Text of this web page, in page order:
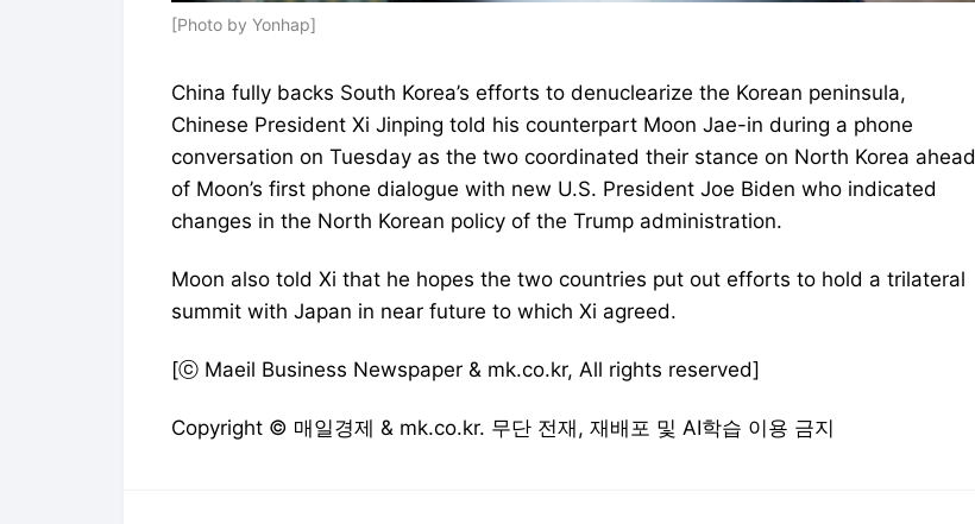
[Photo by Yonhap]
China fully backs South Korea’s efforts to denuclearize the Korean peninsula,
Chinese President Xi Jinping told his counterpart Moon Jae-in during a phone
conversation on Tuesday as the two coordinated their stance on North Korea ahead
of Moon’s first phone dialogue with new U.S. President Joe Biden who indicated
changes in the North Korean policy of the Trump administration.
Moon also told Xi that he hopes the two countries put out efforts to hold a trilateral
summit with Japan in near future to which Xi agreed.
[ⓒ Maeil Business Newspaper & mk.co.kr, All rights reserved]
Copyright © 매일경제 & mk.co.kr. 무단 전재, 재배포 및 AI학습 이용 금지